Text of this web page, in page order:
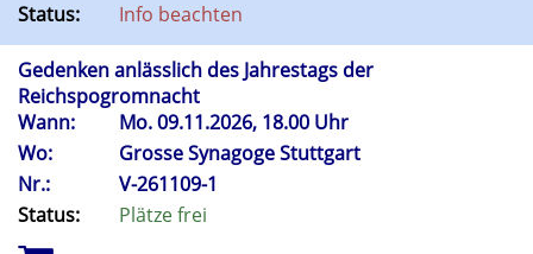
Status:
Info beachten
Gedenken anlässlich des Jahrestags der
Reichspogromnacht
Wann:
Mo.09.11.2026, 18.00 Uhr
Wo:
Grosse Synagoge Stuttgart
Nr.:
V-261109-1
Status:
Plätze frei